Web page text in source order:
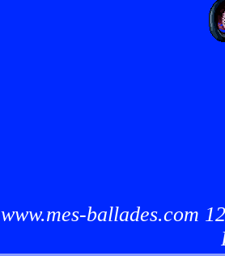
www.mes-ballades.com